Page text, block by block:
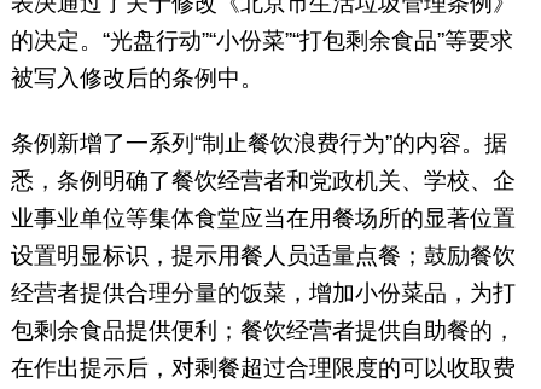
的决定。“光盘行动”“小份菜”“打包剩余食品”等要求
被写入修改后的条例中。
条例新增了一系列“制止餐饮浪费行为”的内容。据
悉，条例明确了餐饮经营者和党政机关、学校、企
业事业单位等集体食堂应当在用餐场所的显著位置
设置明显标识，提示用餐人员适量点餐；鼓励餐饮
经营者提供合理分量的饭菜，增加小份菜品，为打
包剩余食品提供便利；餐饮经营者提供自助餐的，
在作出提示后，对剩餐超过合理限度的可以收取费